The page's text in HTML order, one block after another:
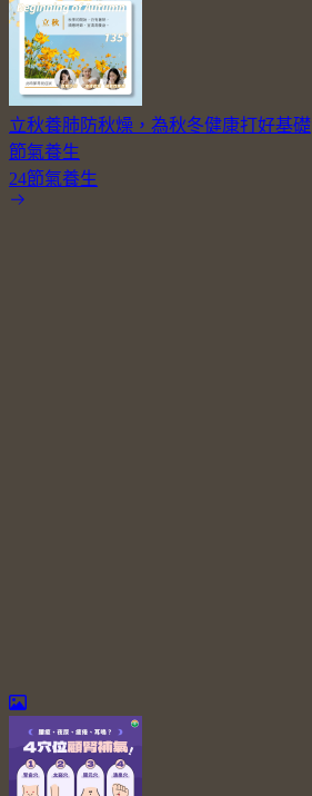
立秋養肺防秋燥，為秋冬健康打好基礎
節氣養生
24節氣養生